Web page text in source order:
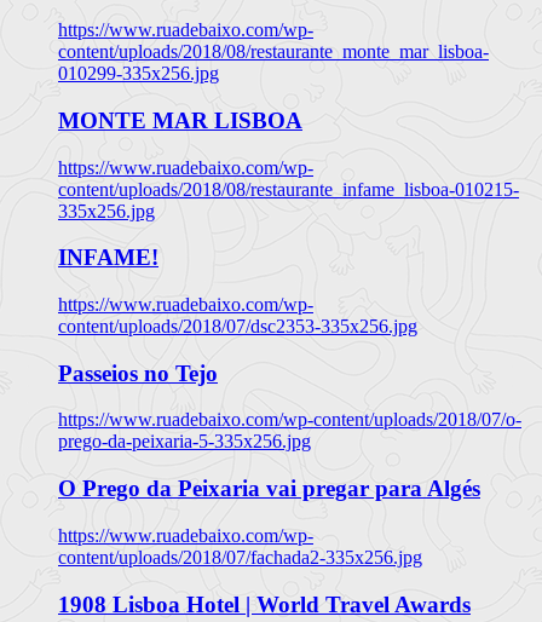
https://www.ruadebaixo.com/wp-
content/uploads/2018/08/restaurante_monte_mar_lisboa-
010299-335x256.jpg
MONTE MAR LISBOA
https://www.ruadebaixo.com/wp-
content/uploads/2018/08/restaurante_infame_lisboa-010215-
335x256.jpg
INFAME!
https://www.ruadebaixo.com/wp-
content/uploads/2018/07/dsc2353-335x256.jpg
Passeios no Tejo
https://www.ruadebaixo.com/wp-content/uploads/2018/07/o-
prego-da-peixaria-5-335x256.jpg
O Prego da Peixaria vai pregar para Algés
https://www.ruadebaixo.com/wp-
content/uploads/2018/07/fachada2-335x256.jpg
1908 Lisboa Hotel | World Travel Awards